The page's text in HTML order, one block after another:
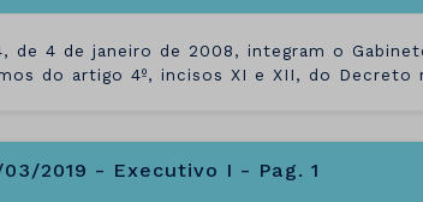
de 4 de janeiro de 2008, integram o
do artigo 4º, incisos XI e XII, do Decreto
2019 - Executivo I - Pag. 1